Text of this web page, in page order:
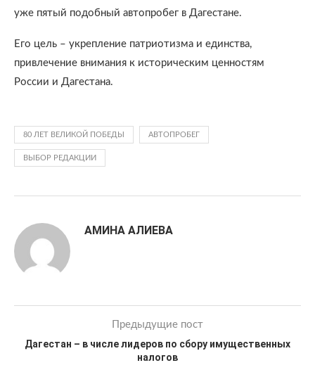
уже пятый подобный автопробег в Дагестане.
Его цель – укрепление патриотизма и единства,
привлечение внимания к историческим ценностям
России и Дагестана.
80 ЛЕТ ВЕЛИКОЙ ПОБЕДЫ АВТОПРОБЕГ
ВЫБОР РЕДАКЦИИ
АМИНА АЛИЕВА
Предыдущие пост
Дагестан – в числе лидеров по сбору имущественных
налогов